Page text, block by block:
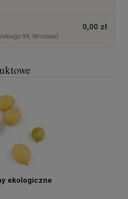
99, Wrocław)
0,00 zł
ekologiczne